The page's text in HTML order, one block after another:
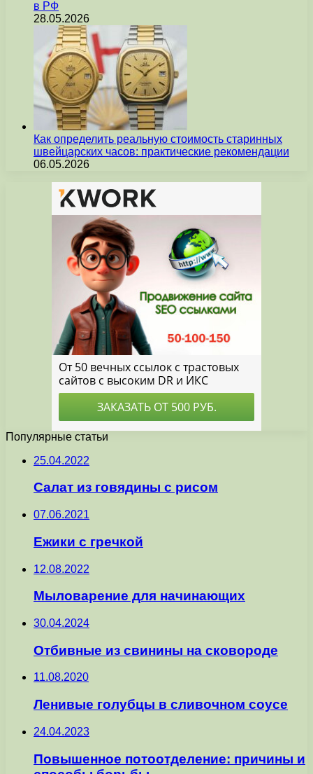
в РФ
28.05.2026
Как определить реальную стоимость старинных
швейцарских часов: практические рекомендации
06.05.2026
Популярные статьи
25.04.2022
Салат из говядины с рисом
07.06.2021
Ежики с гречкой
12.08.2022
Мыловарение для начинающих
30.04.2024
Отбивные из свинины на сковороде
11.08.2020
Ленивые голубцы в сливочном соусе
24.04.2023
Повышенное потоотделение: причины и